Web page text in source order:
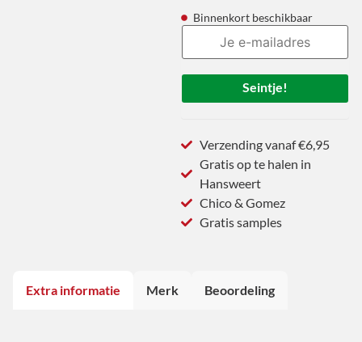
Binnenkort beschikbaar
Seintje!
Verzending vanaf €6,95
Gratis op te halen in
Hansweert
Chico & Gomez
Gratis samples
Extra informatie Merk Beoordeling